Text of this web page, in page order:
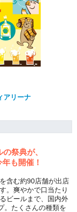
アリーナ
祭典が、
も開催！
含む約90店舗が出店
。爽やかで口当たり
ビールまで、国内外
。たくさんの種類を